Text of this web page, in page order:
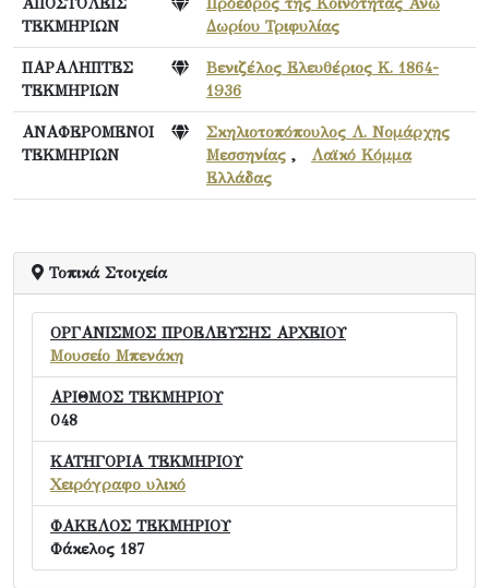
ΤΕΚΜΗΡΙΩΝ
Δωρίου Τριφυλίας
ΠΑΡΑΛΗΠΤΕΣ
ΤΕΚΜΗΡΙΩΝ
Βενιζέλος Ελευθέριος Κ. 1864-
1936
ΑΝΑΦΕΡΟΜΕΝΟΙ
ΤΕΚΜΗΡΙΩΝ
Σκηλιοτοπόπουλος Λ. Νομάρχης
Μεσσηνίας , Λαϊκό Κόμμα
Ελλάδας
Τοπικά Στοιχεία
ΟΡΓΑΝΙΣΜΟΣ ΠΡΟΕΛΕΥΣΗΣ ΑΡΧΕΙΟΥ
Μουσείο Μπενάκη
ΑΡΙΘΜΟΣ ΤΕΚΜΗΡΙΟΥ
048
ΚΑΤΗΓΟΡΙΑ ΤΕΚΜΗΡΙΟΥ
Χειρόγραφο υλικό
ΦΑΚΕΛΟΣ ΤΕΚΜΗΡΙΟΥ
Φάκελος 187